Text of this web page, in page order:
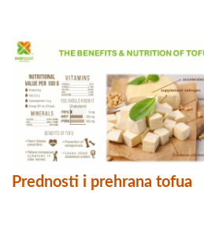
Prednosti i prehrana tofua